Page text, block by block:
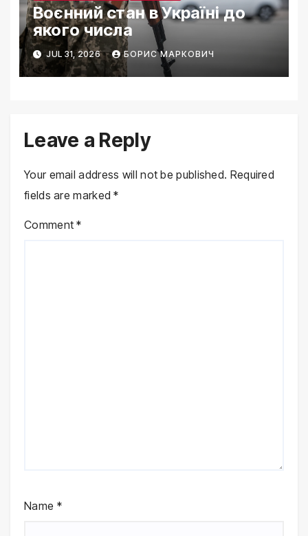
Воєнний стан в Україні до
якого числа
JUL 31, 2026 БОРИС МАРКОВИЧ
Leave a Reply
Your email address will not be published. Required
fields are marked*
Comment*
Name *